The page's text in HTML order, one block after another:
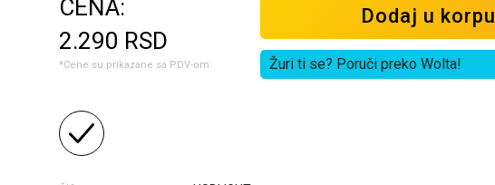
CENA:
2.290 RSD
*Cene su prikazane sa PDV-om
Dodaj u korpu
Žuri ti se? Poruči preko Wolta!